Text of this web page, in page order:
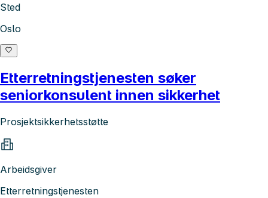
Sted
Oslo
Etterretningstjenesten søker
seniorkonsulent innen sikkerhet
Prosjektsikkerhetsstøtte
Arbeidsgiver
Etterretningstjenesten